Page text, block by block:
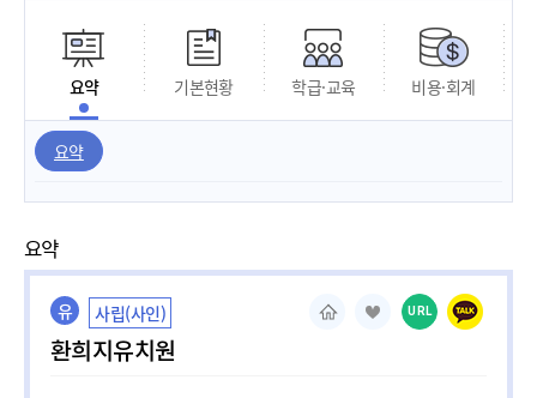
요약 기본현황 학급·교육 비용·회계
요약
요약
유 사립(사인)
환희지유치원
URL